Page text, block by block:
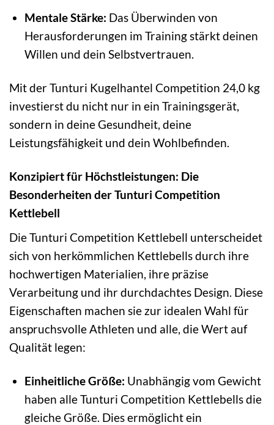
Mentale Stärke: Das Überwinden von
Herausforderungen im Training stärkt deinen
Willen und dein Selbstvertrauen.
Mit der Tunturi Kugelhantel Competition 24,0 kg
investierst du nicht nur in ein Trainingsgerät,
sondern in deine Gesundheit, deine
Leistungsfähigkeit und dein Wohlbefinden.
Konzipiert für Höchstleistungen: Die
Besonderheiten der Tunturi Competition
Kettlebell
Die Tunturi Competition Kettlebell unterscheidet
sich von herkömmlichen Kettlebells durch ihre
hochwertigen Materialien, ihre präzise
Verarbeitung und ihr durchdachtes Design. Diese
Eigenschaften machen sie zur idealen Wahl für
anspruchsvolle Athleten und alle, die Wert auf
Qualität legen:
Einheitliche Größe: Unabhängig vom Gewicht
haben alle Tunturi Competition Kettlebells die
gleiche Größe. Dies ermöglicht ein